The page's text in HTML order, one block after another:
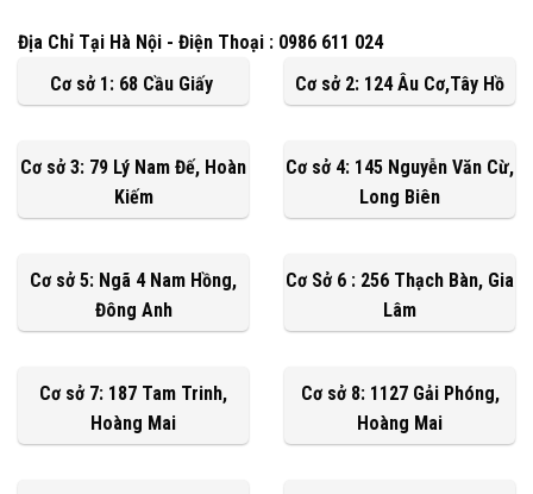
Địa Chỉ Tại Hà Nội - Điện Thoại : 0986 611 024
Cơ sở 1: 68 Cầu Giấy
Cơ sở 2: 124 Âu Cơ,Tây Hồ
Cơ sở 3: 79 Lý Nam Đế, Hoàn
Kiếm
Cơ sở 4: 145 Nguyễn Văn Cừ,
Long Biên
Cơ sở 5: Ngã 4 Nam Hồng,
Đông Anh
Cơ Sở 6 : 256 Thạch Bàn, Gia
Lâm
Cơ sở 7: 187 Tam Trinh,
Hoàng Mai
Cơ sở 8: 1127 Gải Phóng,
Hoàng Mai